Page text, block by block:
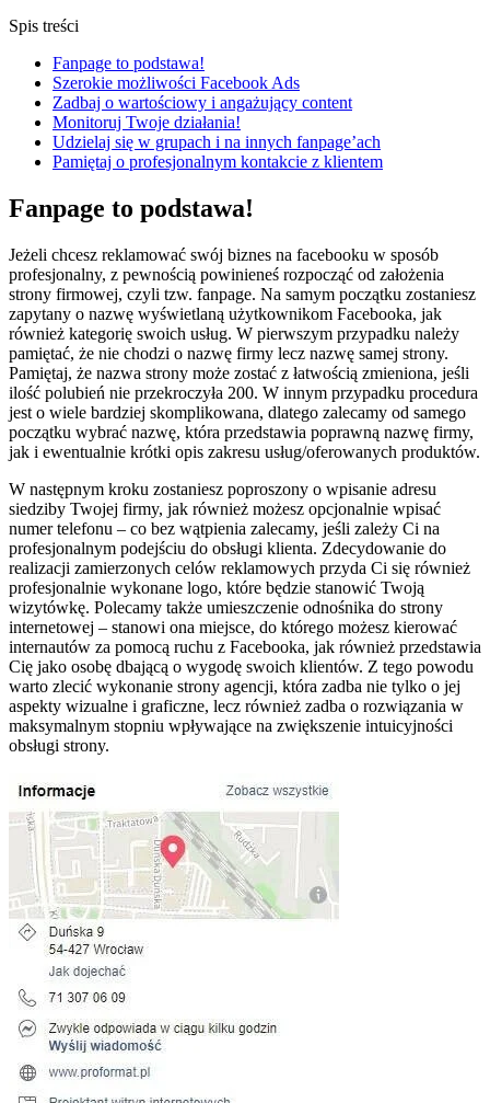
Spis treści
Fanpage to podstawa!
Szerokie możliwości Facebook Ads
Zadbaj o wartościowy i angażujący content
Monitoruj Twoje działania!
Udzielaj się w grupach i na innych fanpage’ach
Pamiętaj o profesjonalnym kontakcie z klientem
Fanpage to podstawa!
Jeżeli chcesz reklamować swój biznes na facebooku w sposób
profesjonalny, z pewnością powinieneś rozpocząć od założenia
strony firmowej, czyli tzw. fanpage. Na samym początku zostaniesz
zapytany o nazwę wyświetlaną użytkownikom Facebooka, jak
również kategorię swoich usług. W pierwszym przypadku należy
pamiętać, że nie chodzi o nazwę firmy lecz nazwę samej strony.
Pamiętaj, że nazwa strony może zostać z łatwością zmieniona, jeśli
ilość polubień nie przekroczyła 200. W innym przypadku procedura
jest o wiele bardziej skomplikowana, dlatego zalecamy od samego
początku wybrać nazwę, która przedstawia poprawną nazwę firmy,
jak i ewentualnie krótki opis zakresu usług/oferowanych produktów.
W następnym kroku zostaniesz poproszony o wpisanie adresu
siedziby Twojej firmy, jak również możesz opcjonalnie wpisać
numer telefonu – co bez wątpienia zalecamy, jeśli zależy Ci na
profesjonalnym podejściu do obsługi klienta. Zdecydowanie do
realizacji zamierzonych celów reklamowych przyda Ci się również
profesjonalnie wykonane logo, które będzie stanowić Twoją
wizytówkę. Polecamy także umieszczenie odnośnika do strony
internetowej – stanowi ona miejsce, do którego możesz kierować
internautów za pomocą ruchu z Facebooka, jak również przedstawia
Cię jako osobę dbającą o wygodę swoich klientów. Z tego powodu
warto zlecić wykonanie strony agencji, która zadba nie tylko o jej
aspekty wizualne i graficzne, lecz również zadba o rozwiązania w
maksymalnym stopniu wpływające na zwiększenie intuicyjności
obsługi strony.